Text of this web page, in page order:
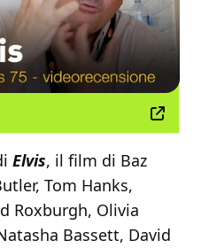
Elvis, il film di Baz
Tom Hanks,
Roxburgh, Olivia
Bassett, David